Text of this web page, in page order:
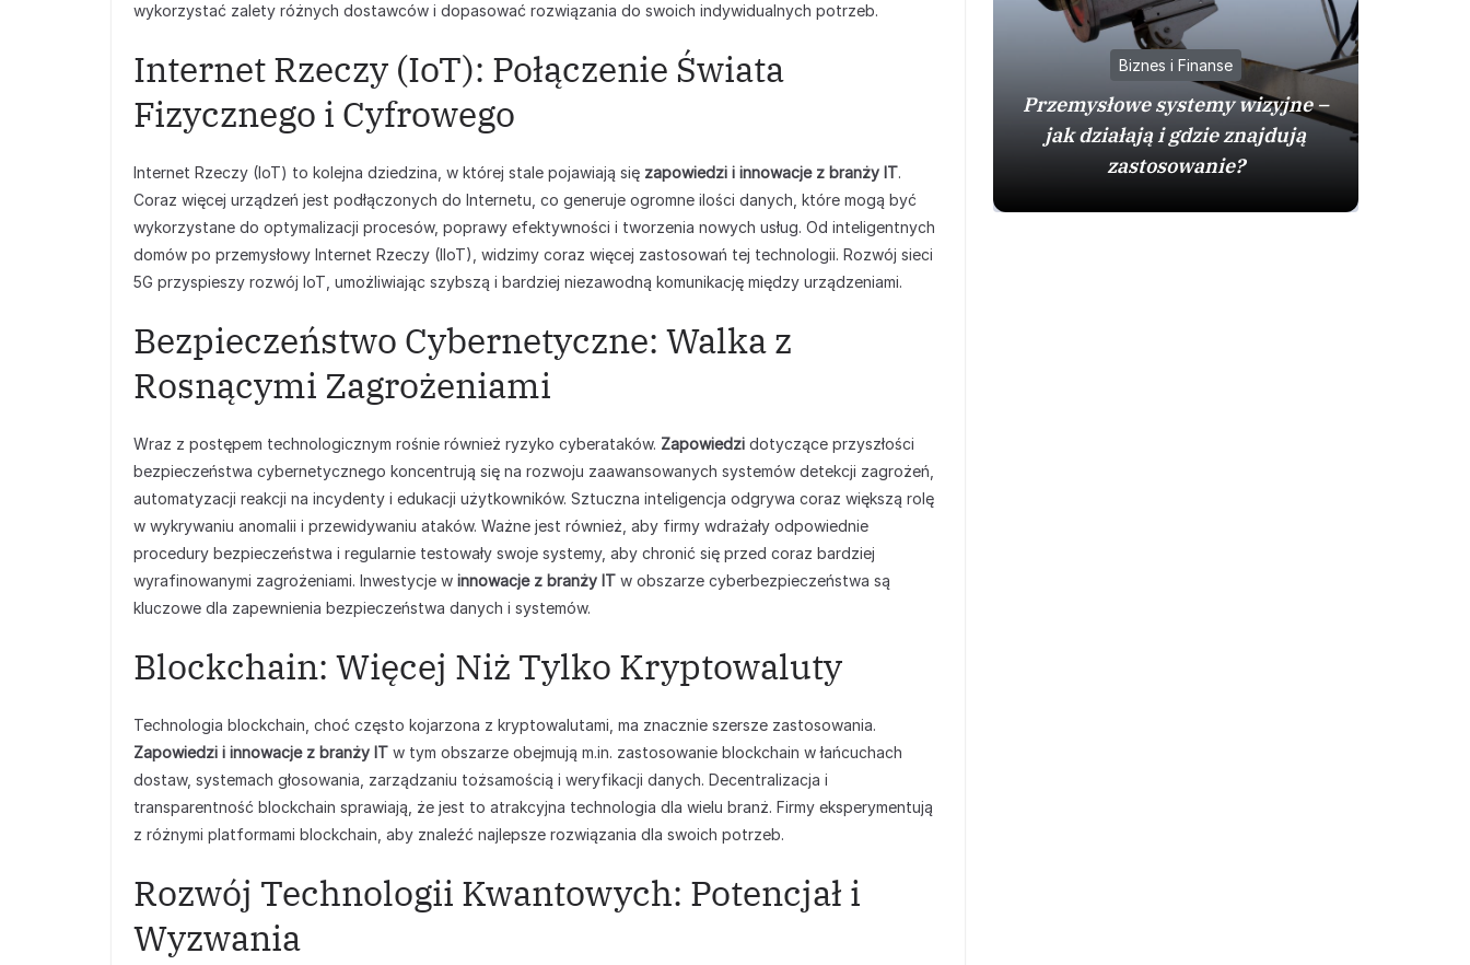
wykorzystać zalety różnych dostawców i dopasować rozwiązania do swoich indywidualnych potrzeb.
Internet Rzeczy (IoT): Połączenie Świata
Fizycznego i Cyfrowego
Internet Rzeczy (IoT) to kolejna dziedzina, w której stale pojawiają się zapowiedzi i innowacje z branży IT.
Coraz więcej urządzeń jest podłączonych do Internetu, co generuje ogromne ilości danych, które mogą być
wykorzystane do optymalizacji procesów, poprawy efektywności i tworzenia nowych usług. Od inteligentnych
domów po przemysłowy Internet Rzeczy (IIoT), widzimy coraz więcej zastosowań tej technologii. Rozwój sieci
5G przyspieszy rozwój IoT, umożliwiając szybszą i bardziej niezawodną komunikację między urządzeniami.
Bezpieczeństwo Cybernetyczne: Walka z
Rosnącymi Zagrożeniami
Wraz z postępem technologicznym rośnie również ryzyko cyberataków. Zapowiedzi dotyczące przyszłości
bezpieczeństwa cybernetycznego koncentrują się na rozwoju zaawansowanych systemów detekcji zagrożeń,
automatyzacji reakcji na incydenty i edukacji użytkowników. Sztuczna inteligencja odgrywa coraz większą rolę
w wykrywaniu anomalii i przewidywaniu ataków. Ważne jest również, aby firmy wdrażały odpowiednie
procedury bezpieczeństwa i regularnie testowały swoje systemy, aby chronić się przed coraz bardziej
wyrafinowanymi zagrożeniami. Inwestycje w innowacje z branży IT w obszarze cyberbezpieczeństwa są
kluczowe dla zapewnienia bezpieczeństwa danych i systemów.
Blockchain: Więcej Niż Tylko Kryptowaluty
Technologia blockchain, choć często kojarzona z kryptowalutami, ma znacznie szersze zastosowania.
Zapowiedzi i innowacje z branży IT w tym obszarze obejmują m.in. zastosowanie blockchain w łańcuchach
dostaw, systemach głosowania, zarządzaniu tożsamością i weryfikacji danych. Decentralizacja i
transparentność blockchain sprawiają, że jest to atrakcyjna technologia dla wielu branż. Firmy eksperymentują
z różnymi platformami blockchain, aby znaleźć najlepsze rozwiązania dla swoich potrzeb.
Rozwój Technologii Kwantowych: Potencjał i
Wyzwania
Biznes i Finanse
Przemysłowe systemy wizyjne –
jak działają i gdzie znajdują
zastosowanie?